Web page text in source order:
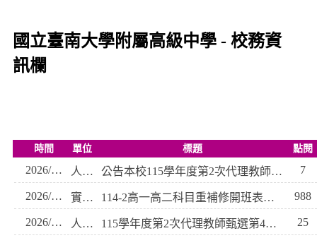
國立臺南大學附屬高級中學 - 校務資
訊欄
時間 單位 標題 點閱
2026/08/10 人事室 公告本校115學年度第2次代理教師第4梯次甄選應考人員成績 7
2026/08/07 實研組 114-2高一高二科目重補修開班表、名單及注意事項 988
2026/08/07 人事室 115學年度第2次代理教師甄選第4梯次應考須知 25